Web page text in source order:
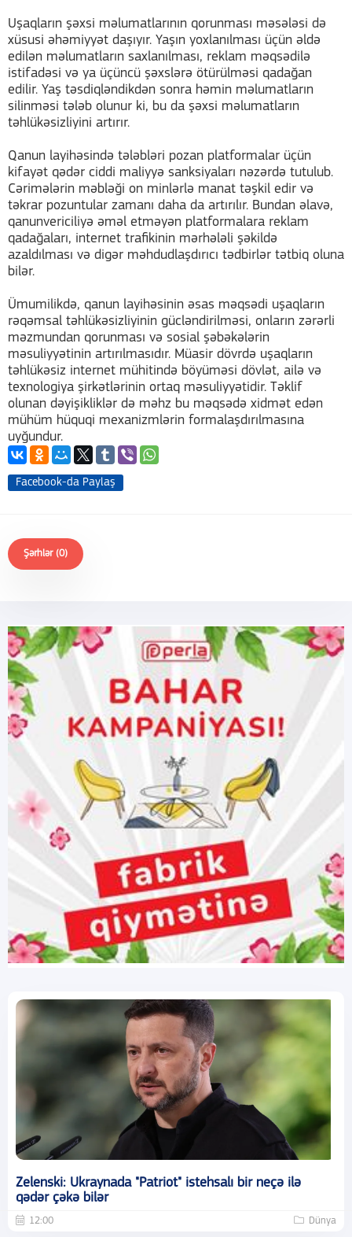
Uşaqların şəxsi məlumatlarının qorunması məsələsi də
xüsusi əhəmiyyət daşıyır. Yaşın yoxlanılması üçün əldə
edilən məlumatların saxlanılması, reklam məqsədilə
istifadəsi və ya üçüncü şəxslərə ötürülməsi qadağan
edilir. Yaş təsdiqləndikdən sonra həmin məlumatların
silinməsi tələb olunur ki, bu da şəxsi məlumatların
təhlükəsizliyini artırır.
Qanun layihəsində tələbləri pozan platformalar üçün
kifayət qədər ciddi maliyyə sanksiyaları nəzərdə tutulub.
Cərimələrin məbləği on minlərlə manat təşkil edir və
təkrar pozuntular zamanı daha da artırılır. Bundan əlavə,
qanunvericiliyə əməl etməyən platformalara reklam
qadağaları, internet trafikinin mərhələli şəkildə
azaldılması və digər məhdudlaşdırıcı tədbirlər tətbiq oluna
bilər.
Ümumilikdə, qanun layihəsinin əsas məqsədi uşaqların
rəqəmsal təhlükəsizliyinin gücləndirilməsi, onların zərərli
məzmundan qorunması və sosial şəbəkələrin
məsuliyyətinin artırılmasıdır. Müasir dövrdə uşaqların
təhlükəsiz internet mühitində böyüməsi dövlət, ailə və
texnologiya şirkətlərinin ortaq məsuliyyətidir. Təklif
olunan dəyişikliklər də məhz bu məqsədə xidmət edən
mühüm hüquqi mexanizmlərin formalaşdırılmasına
uyğundur.
Facebook-da Paylaş
Şərhlər (0)
Zelenski: Ukraynada "Patriot" istehsalı bir neçə ilə
qədər çəkə bilər
12:00 Dünya